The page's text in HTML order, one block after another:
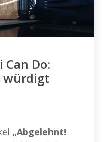
Do:
würdigt
„Abgelehnt!